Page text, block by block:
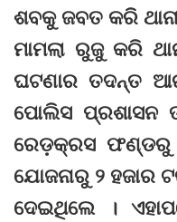
ଶବକୁ ଜବତ କରି
ମାମଲା ରୁଜୁ କରି
ଘଟଣାର ତଦନ୍ତ
ପୋଲିସ ପ୍ରଶାସନ
ରେଡ଼କ୍ରସ ଫଣ୍ଡରୁ
ଯୋଜନାରୁ ୨ ହଜାର
ଦେଇଥିଲେ ।